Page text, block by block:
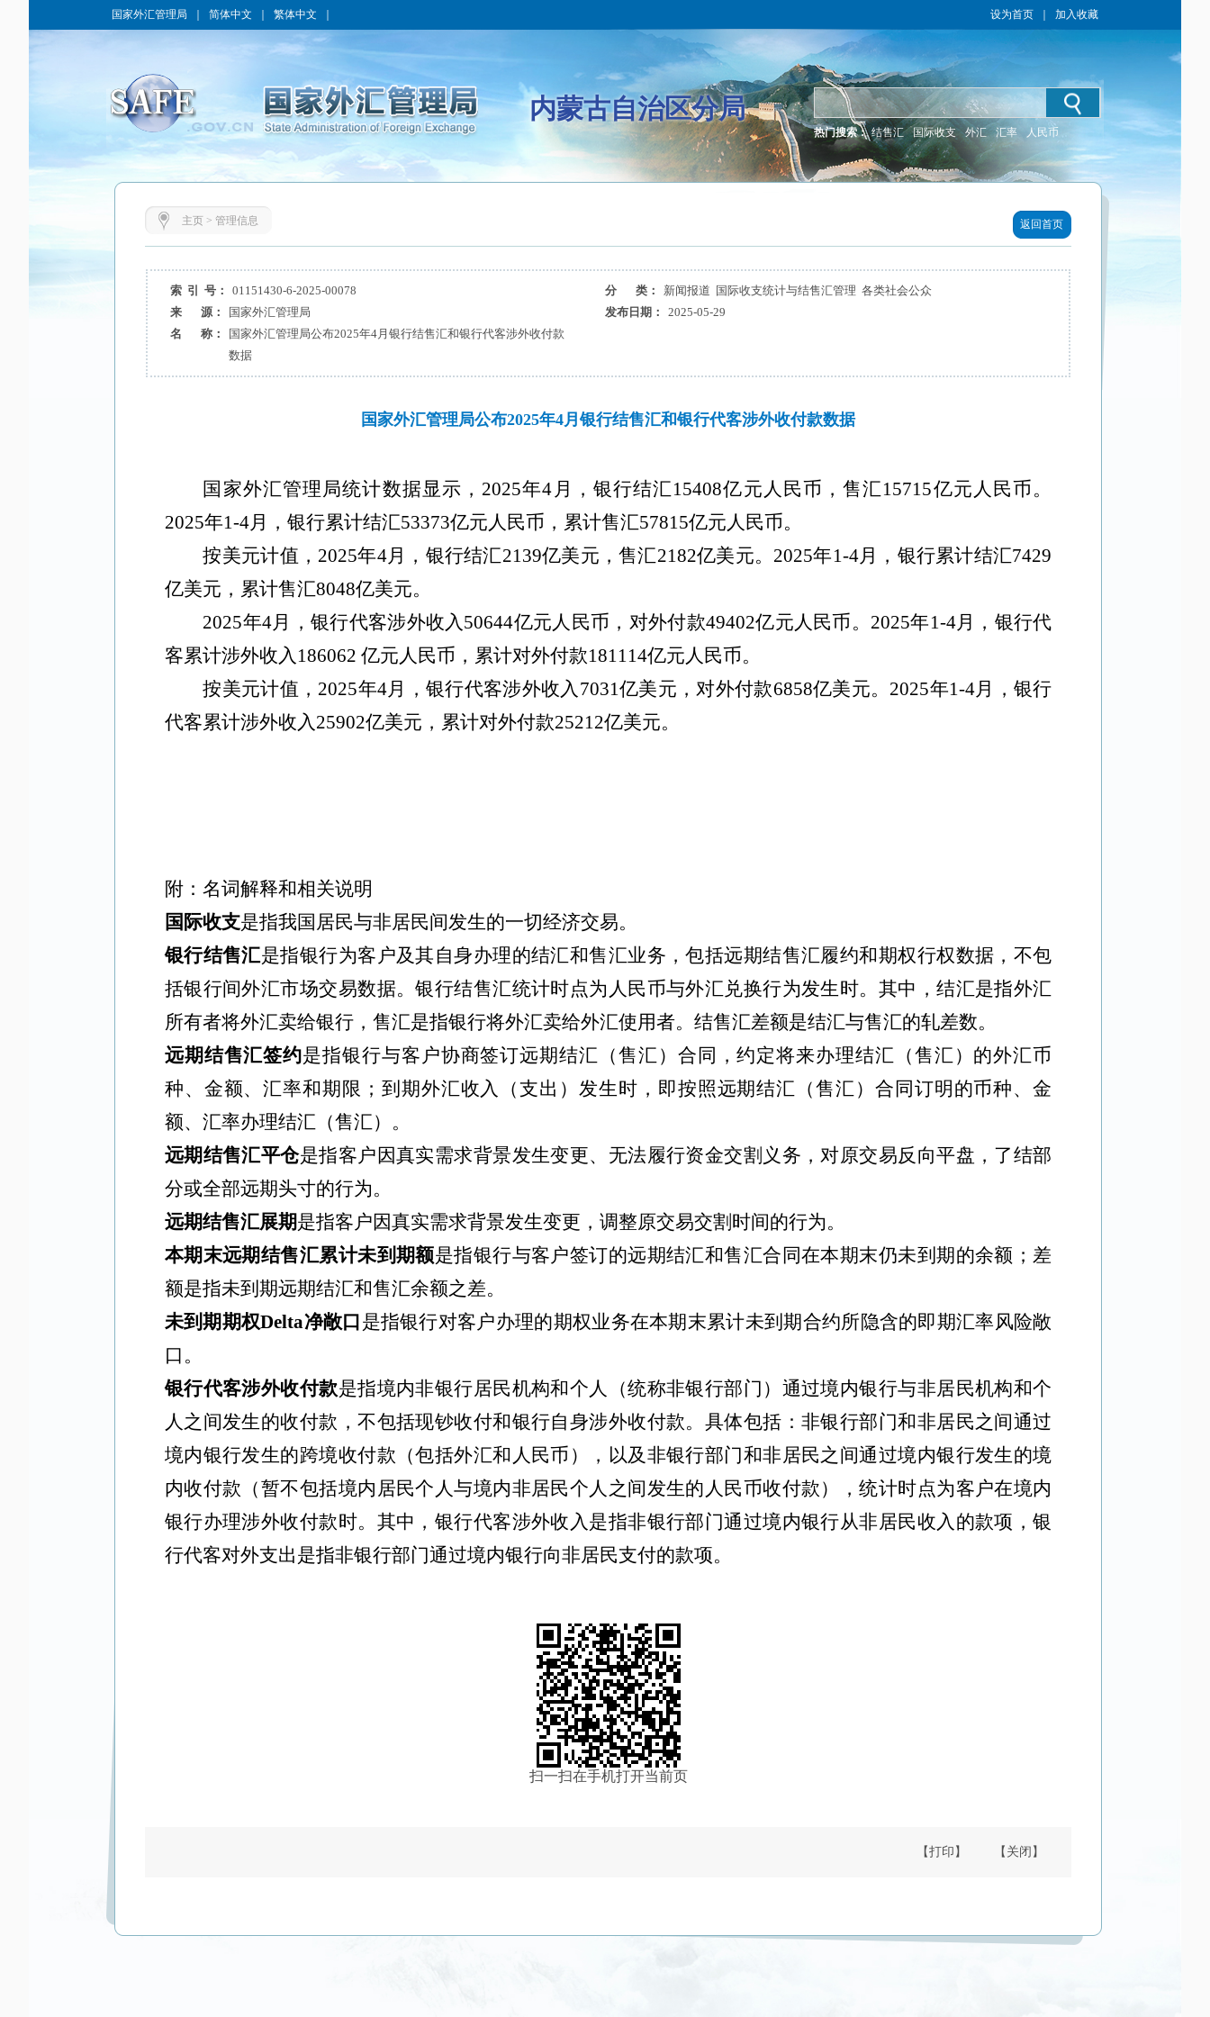
国家外汇管理局 简体中文 繁体中文 设为首页 加入收藏
内蒙古自治区分局
热门搜索： 结售汇 国际收支 外汇 汇率 人民币
主页> 管理信息 返回首页
索 引 号： 01151430-6-2025-00078 分 类：
新闻报道 国际收支统计与结售汇管理 各类社会公众
来 源：
国家外汇管理局 发布日期：
2025-05-29
名 称：
国家外汇管理局公布2025年4月银行结售汇和银行代客涉外收付款
数据
国家外汇管理局公布2025年4月银行结售汇和银行代客涉外收付款数据
国家外汇管理局统计数据显示， 2025年4月，银行结汇15408亿元人民币，售汇15715亿元人民币。
2025年1-4月，银行累计结汇53373亿元人民币，累计售汇57815亿元人民币。
按美元计值， 2025年4月，银行结汇2139亿美元，售汇2182亿美元。2025年1-4月，银行累计结汇7429
亿美元，累计售汇8048亿美元。
2025年4月，银行代客涉外收入50644亿元人民币，对外付款49402亿元人民币。2025年1-4月，银行代
客累计涉外收入186062 亿元人民币，累计对外付款181114亿元人民币。
按美元计值， 2025年4月，银行代客涉外收入7031亿美元，对外付款6858亿美元。2025年1-4月，银行
代客累计涉外收入25902亿美元，累计对外付款25212亿美元。
附：名词解释和相关说明
国际收支是指我国居民与非居民间发生的一切经济交易。
银行结售汇是指银行为客户及其自身办理的结汇和售汇业务，包括远期结售汇履约和期权行权数据，不包
括银行间外汇市场交易数据。银行结售汇统计时点为人民币与外汇兑换行为发生时。其中，结汇是指外汇
所有者将外汇卖给银行，售汇是指银行将外汇卖给外汇使用者。结售汇差额是结汇与售汇的轧差数。
远期结售汇签约是指银行与客户协商签订远期结汇（售汇）合同，约定将来办理结汇（售汇）的外汇币
种、金额、汇率和期限；到期外汇收入（支出）发生时，即按照远期结汇（售汇）合同订明的币种、金
额、汇率办理结汇（售汇）。
远期结售汇平仓是指客户因真实需求背景发生变更、无法履行资金交割义务，对原交易反向平盘，了结部
分或全部远期头寸的行为。
远期结售汇展期是指客户因真实需求背景发生变更，调整原交易交割时间的行为。
本期末远期结售汇累计未到期额是指银行与客户签订的远期结汇和售汇合同在本期末仍未到期的余额；差
额是指未到期远期结汇和售汇余额之差。
未到期期权Delta净敞口 是指银行对客户办理的期权业务在本期末累计未到期合约所隐含的即期汇率风险敞
口。
银行代客涉外收付款是指境内非银行居民机构和个人（统称非银行部门）通过境内银行与非居民机构和个
人之间发生的收付款，不包括现钞收付和银行自身涉外收付款。具体包括：非银行部门和非居民之间通过
境内银行发生的跨境收付款（包括外汇和人民币），以及非银行部门和非居民之间通过境内银行发生的境
内收付款（暂不包括境内居民个人与境内非居民个人之间发生的人民币收付款），统计时点为客户在境内
银行办理涉外收付款时。其中，银行代客涉外收入是指非银行部门通过境内银行从非居民收入的款项，银
行代客对外支出是指非银行部门通过境内银行向非居民支付的款项。
扫一扫在手机打开当前页
【打印】 【关闭】